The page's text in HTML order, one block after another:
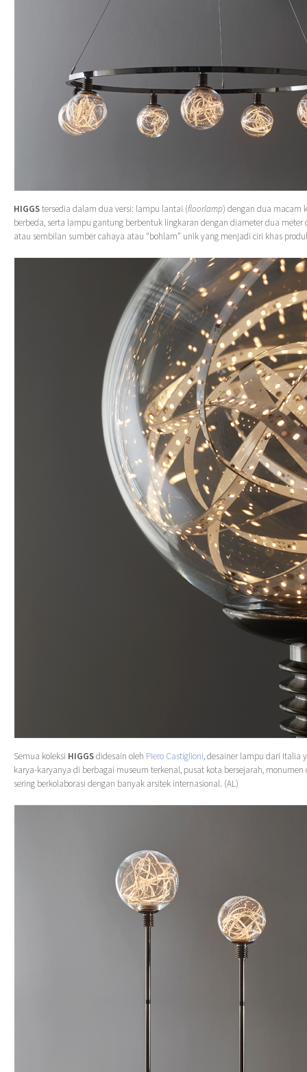
HIGGStersedia dalam dua versi: lampu lantai (floorlamp) dengan dua macam
berbeda, serta lampu gantung berbentuk lingkaran dengan diameter dua
atau sembilan sumber cahaya atau “bohlam” unik yang menjadi ciri khas
Semua koleksi HIGGSdidesain oleh Piero Castiglioni, desainer lampu dari Italia
karya-karyanya di berbagai museum terkenal, pusat kota bersejarah,
sering berkolaborasi dengan banyak arsitek internasional. (AL)